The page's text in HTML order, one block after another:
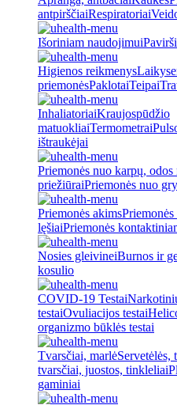
antpirščiaiRespiratoriai
Išoriniam naudojimui
Higienos reikmenys
priemonėsPaklotaiTeipai
InhaliatoriaiKraujospūdžio
matuokliaiTermometrai
ištraukėjai
Priemonės nuo karpų,
priežiūraiPriemonės nuo
Priemonės akims
lęšiaiPriemonės
Nosies gleivineiBurnos ir
kosulio
COVID-19 Testai
testaiOvuliacijos testai
organizmo būklės testai
Tvarsčiai, marlėServetėlės,
tvarsčiai, juostos, tinkleliai
gaminiai